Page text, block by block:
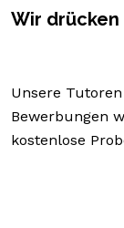
Wir
Unsere
Bewerbungen
kostenlose